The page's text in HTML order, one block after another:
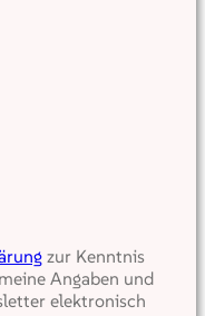
zur Kenntnis
Angaben und
elektronisch